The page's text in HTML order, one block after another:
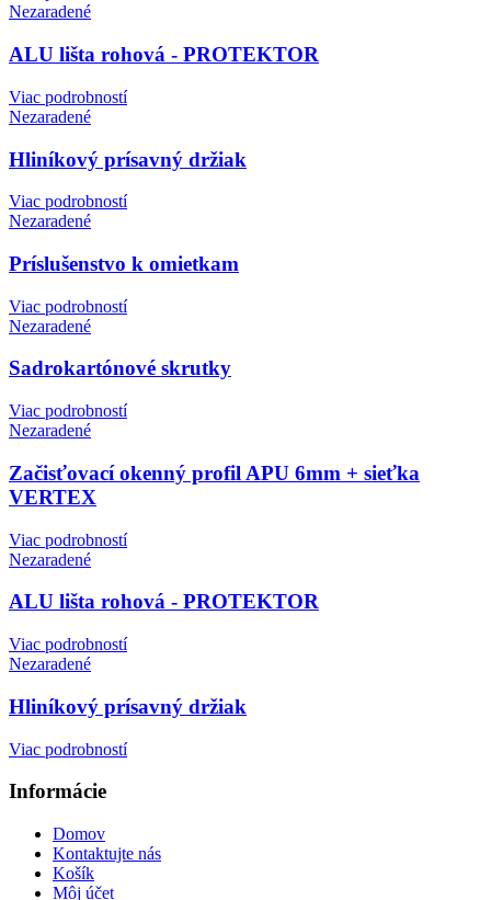
Nezaradené
ALU lišta rohová - PROTEKTOR
Viac podrobností
Nezaradené
Hliníkový prísavný držiak
Viac podrobností
Nezaradené
Príslušenstvo k omietkam
Viac podrobností
Nezaradené
Sadrokartónové skrutky
Viac podrobností
Nezaradené
Začisťovací okenný profil APU 6mm + sieťka
VERTEX
Viac podrobností
Nezaradené
ALU lišta rohová - PROTEKTOR
Viac podrobností
Nezaradené
Hliníkový prísavný držiak
Viac podrobností
Informácie
Domov
Kontaktujte nás
Košík
Môj účet